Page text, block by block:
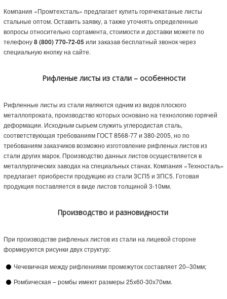
Компания «Промтехсталь» предлагает купить горячекатаные листы
стальные оптом. Оставить заявку, а также уточнять определенные
вопросы относительно сортамента, стоимости и доставки можете по
телефону8 (800) 770-72-05или заказав бесплатный звонок через
специальную кнопку на сайте.
Рифленые листы из стали – особенности
Рифленные листы из стали являются одним из видов плоского
металлопроката, производство которых основано на технологию горячей
деформации. Исходным сырьем служить углеродистая сталь,
соответствующая требованиям ГОСТ 8568-77 и 380-2005, но по
требованиям заказчиков возможно изготовление рифленых листов из
стали других марок. Производство данных листов осуществляется в
металлургических заводах на специальных станах. Компания «Техносталь»
предлагает приобрести продукцию из стали 3СП5 и 3ПС5. Готовая
продукция поставляется в виде листов толщиной 3-10мм.
Производство и разновидности
При производстве рифленых листов из стали на лицевой стороне
формируются рисунки двух структур:
Чечевичная между рифлениями промежуток составляет 20–30мм;
Ромбическая – ромбы имеют размеры 25х60-30х70мм.